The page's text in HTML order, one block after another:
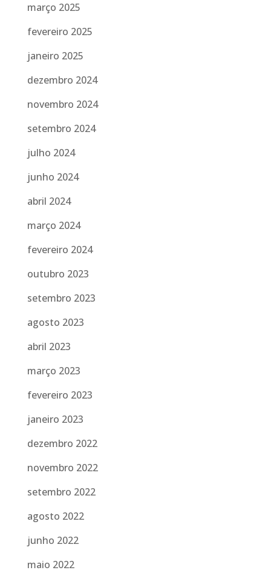
março 2025
fevereiro 2025
janeiro 2025
dezembro 2024
novembro 2024
setembro 2024
julho 2024
junho 2024
abril 2024
março 2024
fevereiro 2024
outubro 2023
setembro 2023
agosto 2023
abril 2023
março 2023
fevereiro 2023
janeiro 2023
dezembro 2022
novembro 2022
setembro 2022
agosto 2022
junho 2022
maio 2022